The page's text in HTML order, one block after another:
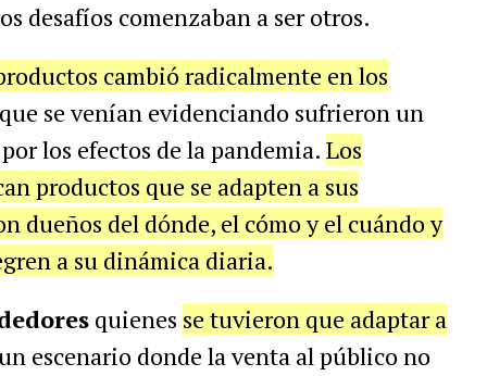
desafíos comenzaban a ser otros.
cambió radicalmente en los
se venían evidenciando sufrieron un
los efectos de la pandemia. Los
productos que se adapten a sus
dueños del dónde, el cómo y el cuándo y
a su dinámica diaria.
quienes se tuvieron que adaptar a
escenario donde la venta al público no